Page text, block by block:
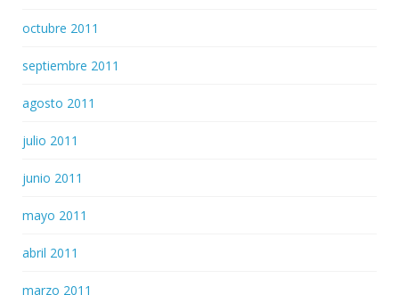
octubre 2011
septiembre 2011
agosto 2011
julio 2011
junio 2011
mayo 2011
abril 2011
marzo 2011